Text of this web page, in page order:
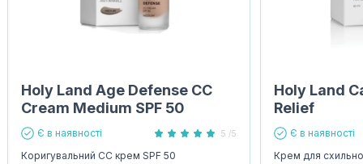
Holy Land Age Defense CC
Cream Medium SPF 50
Є в наявності 5 /5
Коригувальний CC крем SPF 50
Holy Land
Relief
Є в наявності
Крем для